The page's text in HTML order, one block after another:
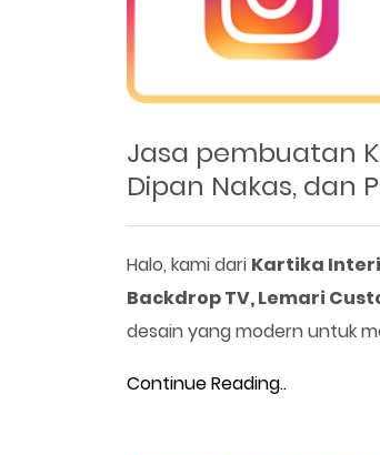
Jasa pembuatan
Dipan Nakas, dan
Halo, kami dari Kartika
Backdrop TV, Lemari
desain yang modern untuk
Continue Reading..